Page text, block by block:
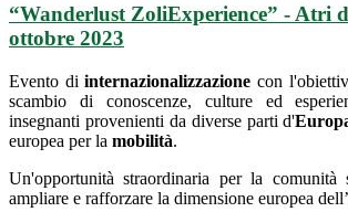
“Wanderlust ZoliExperience” - Atri
ottobre 2023
Evento diinternazionalizzazione con l
scambio di conoscenze, culture ed
insegnanti provenienti da diverse parti d'
europea per la mobilità.
Un'opportunità straordinaria per la comunità
ampliare e rafforzare la dimensione europea